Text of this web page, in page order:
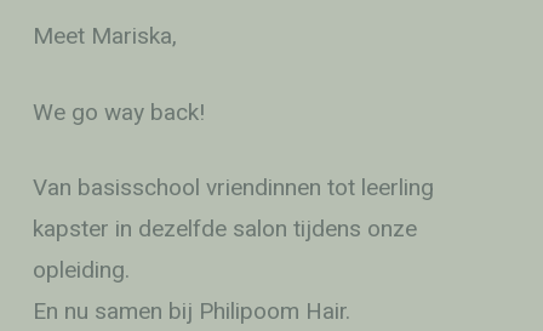
Meet Mariska,
We go way back!
Van basisschool vriendinnen tot leerling
kapster in dezelfde salon tijdens onze
opleiding.
En nu samen bij Philipoom Hair.